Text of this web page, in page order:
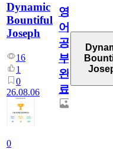
Dynamic
Bountiful
Joseph
16
1
0
26.08.06
0
영
어
공
부
완
료